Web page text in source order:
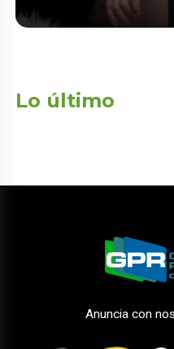
Lo último
Anuncia con